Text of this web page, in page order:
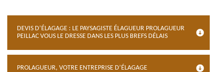
DEVIS D’ÉLAGAGE : LE PAYSAGISTE ÉLAGUEUR PROLAGUEUR
PEILLAC VOUS LE DRESSE DANS LES PLUS BREFS DÉLAIS
PROLAGUEUR, VOTRE ENTREPRISE D’ÉLAGAGE